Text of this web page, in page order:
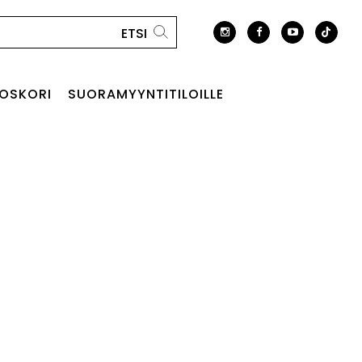
SUORAMYYNTITILOILLE